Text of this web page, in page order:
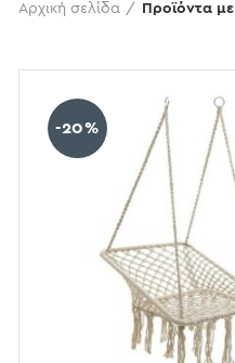
Αρχική σελίδα Προϊόντα με
-20%